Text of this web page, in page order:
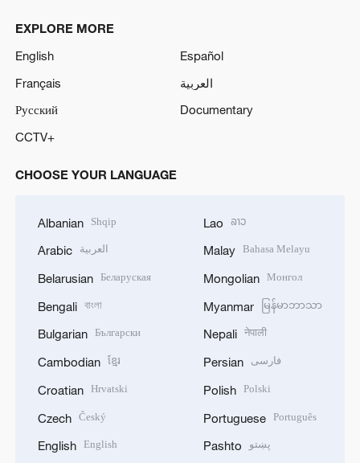
EXPLORE MORE
English
Español
Français
العربية
Русский
Documentary
CCTV+
CHOOSE YOUR LANGUAGE
Albanian Shqip
Arabic العربية
Belarusian Беларуская
Bengali বাংলা
Bulgarian Български
Cambodian ខ្មែរ
Croatian Hrvatski
Czech Český
English English
Lao ລາວ
Malay Bahasa Melayu
Mongolian Монгол
Myanmar မြန်မာဘာသာ
Nepali नेपाली
Persian فارسی
Polish Polski
Portuguese Português
Pashto پښتو